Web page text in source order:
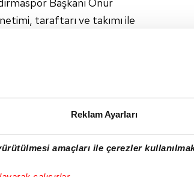
Reklam Ayarları
amaçları ile çerezler
taraftarı ve takımı ile
hedefimiz olan play-
sürede çözüp yolumuza
en büyük